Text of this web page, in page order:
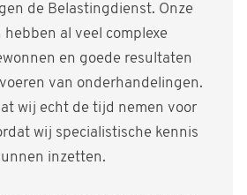
de Belastingdienst. Onze
hebben al veel complexe
en goede resultaten
van onderhandelingen.
wij echt de tijd nemen voor
wij specialistische kennis
inzetten.